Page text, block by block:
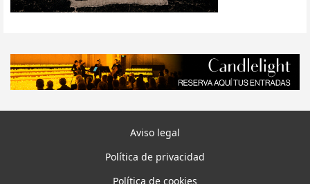
Aviso legal
Política de privacidad
Política de cookies